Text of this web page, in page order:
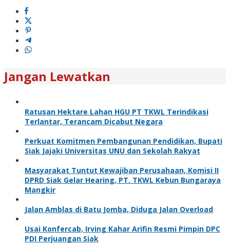
Jangan Lewatkan
Ratusan Hektare Lahan HGU PT TKWL Terindikasi
Terlantar, Terancam Dicabut Negara
Perkuat Komitmen Pembangunan Pendidikan, Bupati
Siak Jajaki Universitas UNU dan Sekolah Rakyat
Masyarakat Tuntut Kewajiban Perusahaan, Komisi II
DPRD Siak Gelar Hearing, PT. TKWL Kebun Bungaraya
Mangkir
Jalan Amblas di Batu Jomba, Diduga Jalan Overload
Usai Konfercab, Irving Kahar Arifin Resmi Pimpin DPC
PDI Perjuangan Siak